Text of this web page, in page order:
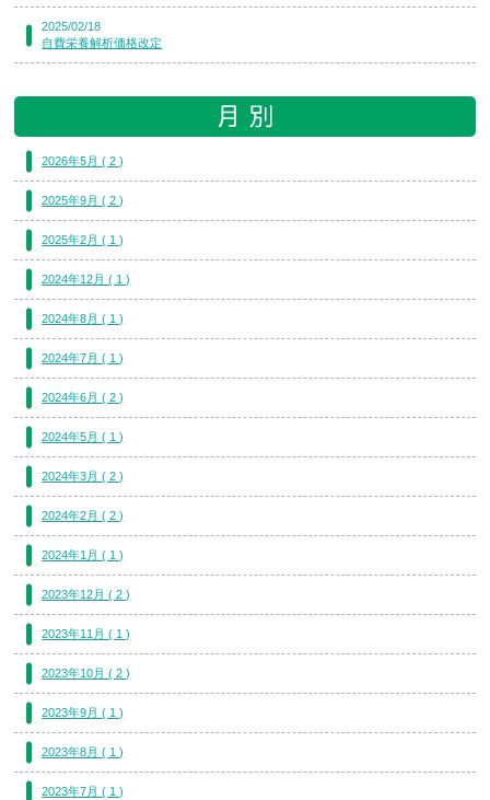
2025/02/18
自費栄養解析価格改定
2026年5月 ( 2 )
2025年9月 ( 2 )
2025年2月 ( 1 )
2024年12月 ( 1 )
2024年8月 ( 1 )
2024年7月 ( 1 )
2024年6月 ( 2 )
2024年5月 ( 1 )
2024年3月 ( 2 )
2024年2月 ( 2 )
2024年1月 ( 1 )
2023年12月 ( 2 )
2023年11月 ( 1 )
2023年10月 ( 2 )
2023年9月 ( 1 )
2023年8月 ( 1 )
2023年7月 ( 1 )